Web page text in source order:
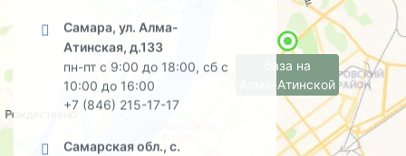
Самара, ул. Алма-
Атинская, д.133
пн-пт с 9:00 до 18:00, сб с
10:00 до 16:00
+7 (846) 215-17-17
Самарская обл., с.
база на
Алма-Атинской